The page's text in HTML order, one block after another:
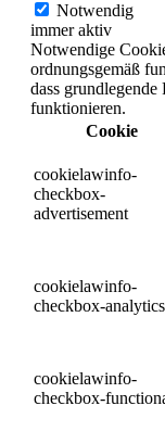
Notwendig
immer aktiv
Notwendige
ordnungsgemäß
dass
funktionieren.
Cookie
cookielawinfo-
checkbox-
advertisement
cookielawinfo-
checkbox-analytics
cookielawinfo-
checkbox-